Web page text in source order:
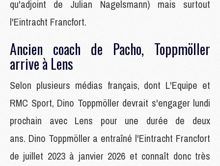
qu'adjoint de Julian Nagelsmann) mais surtout
l'Eintracht Francfort.
Ancien coach de Pacho, Toppmöller
arrive à Lens
Selon plusieurs médias français, dont L'Equipe et
RMC Sport, Dino Toppmöller devrait s'engager lundi
prochain avec Lens pour une durée de deux
ans. Dino Toppmöller a entraîné l'Eintracht Francfort
de juillet 2023 à janvier 2026 et connaît donc très